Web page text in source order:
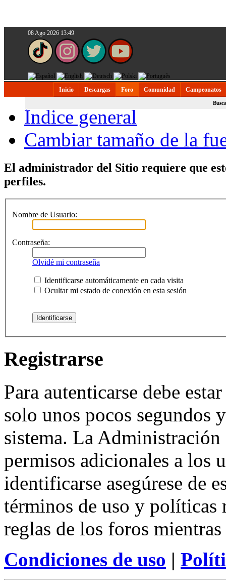
08 Ago 2026 13:49
Inicio Descargas Foro Comunidad Campeonatos
Índice general
Cambiar tamaño de la
El administrador del Sitio requiere que
perfiles.
Nombre de Usuario:
Contraseña:
Olvidé mi contraseña
Identificarse automáticamente en cada visita
Ocultar mi estado de conexión en esta sesión
Registrarse
Para autenticarse debe
solo unos pocos segundos
sistema. La
permisos adicionales a los
identificarse asegúrese de
términos de uso y políticas
reglas de los foros
Condiciones de uso |